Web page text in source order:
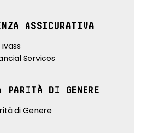
ASSICURATIVA
Services
PARITÀ DI GENERE
di Genere